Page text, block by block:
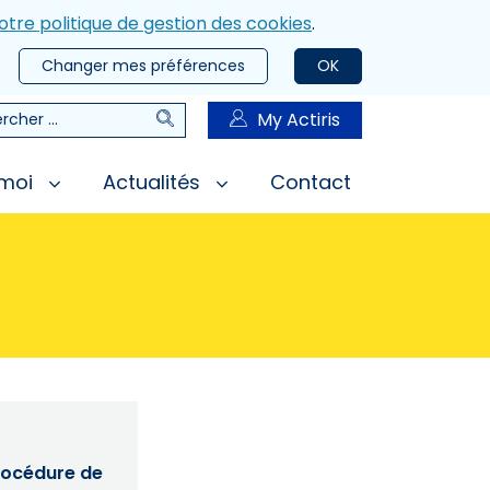
politique de gestion des cookies.
OK
Changer mes préférences
RechercherMy Actiris
Actualités Contact
de